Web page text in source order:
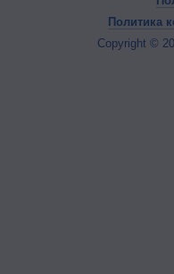
Политика
Copyright ©